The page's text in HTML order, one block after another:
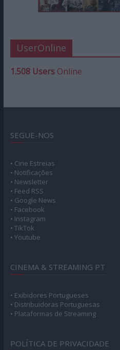
UserOnline
1.508 UsersOnline
SEGUE-NOS
• Cine Estreias
• Notificações
• Newsletter
• Feed RSS
• Google News
• Facebook
• Instagram
• TikTok
• Youtube
CINEMA & STREAMING PT
• Exibidores Portugueses
• Distribuidoras Portuguesas
• Plataformas de Streaming
POLÍTICA DE PRIVACIDADE